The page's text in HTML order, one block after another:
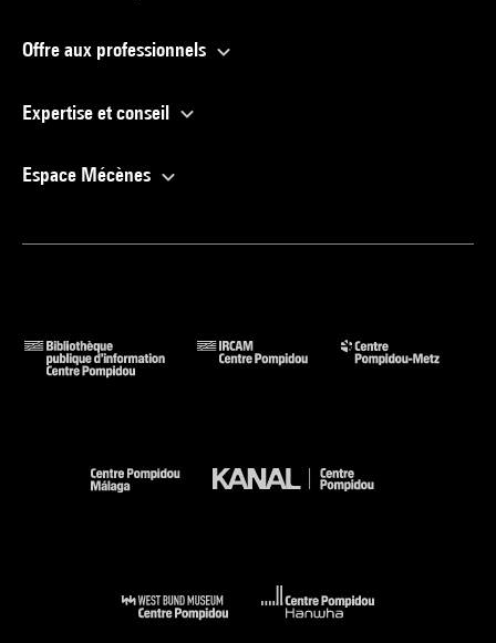
Offre aux professionnels
Expertise et conseil
Espace Mécènes